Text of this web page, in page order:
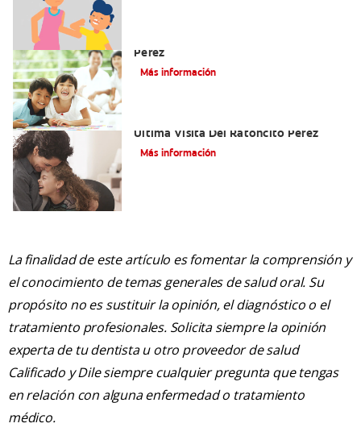
Pérez
Más información
Última Visita Del Ratoncito Pérez
Más información
La finalidad de este artículo es fomentar la comprensión y
el conocimiento de temas generales de salud oral. Su
propósito no es sustituir la opinión, el diagnóstico o el
tratamiento profesionales. Solicita siempre la opinión
experta de tu dentista u otro proveedor de salud
Calificado y Dile siempre cualquier pregunta que tengas
en relación con alguna enfermedad o tratamiento
médico.